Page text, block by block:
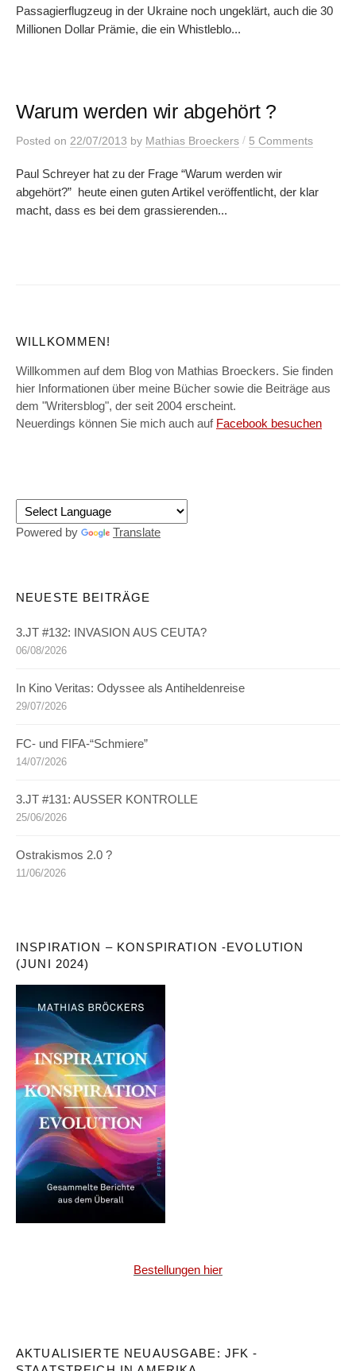
Passagierflugzeug in der Ukraine noch ungeklärt, auch die 30
Millionen Dollar Prämie, die ein Whistleblo...
Warum werden wir abgehört ?
Posted on 22/07/2013 by Mathias Broeckers / 5 Comments
Paul Schreyer hat zu der Frage “Warum werden wir
abgehört?” heute einen guten Artikel veröffentlicht, der klar
macht, dass es bei dem grassierenden...
WILLKOMMEN!
Willkommen auf dem Blog von Mathias Broeckers. Sie finden
hier Informationen über meine Bücher sowie die Beiträge aus
dem "Writersblog", der seit 2004 erscheint.
Neuerdings können Sie mich auch auf Facebook besuchen
Powered by Translate
NEUESTE BEITRÄGE
3.JT #132: INVASION AUS CEUTA?
06/08/2026
In Kino Veritas: Odyssee als Antiheldenreise
29/07/2026
FC- und FIFA-“Schmiere”
14/07/2026
3.JT #131: AUSSER KONTROLLE
25/06/2026
Ostrakismos 2.0 ?
11/06/2026
INSPIRATION – KONSPIRATION -EVOLUTION
(JUNI 2024)
Bestellungen hier
AKTUALISIERTE NEUAUSGABE: JFK -